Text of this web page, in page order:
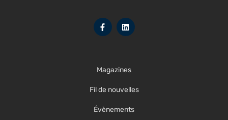
Magazines
Fil de nouvelles
Évènements